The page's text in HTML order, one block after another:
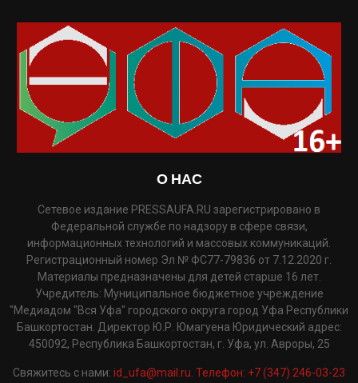
О НАС
Сетевое издание PRESSAUFA.RU зарегистрировано в
Федеральной службе по надзору в сфере связи,
информационных технологий и массовых коммуникаций.
Регистрационный номер Эл № ФС77-79836 от 7.12.2020 г.
Материалы предназначены для детей старше 16 лет.
Учредитель: Муниципальное бюджетное учреждение
"Медиадом "Вся Уфа" городского округа город Уфа Республики
Башкортостан. Директор Ю.Р. Юмагуена Юридический адрес:
450092, Республика Башкортостан, г. Уфа, ул. Авроры, 25
Свяжитесь с нами: id_ufa@mail.ru. Телефон: +7 (347) 246-03-23